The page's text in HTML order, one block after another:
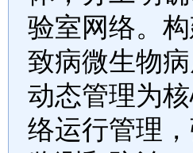
验室网络。
致病微生物
动态管理为
络运行管理